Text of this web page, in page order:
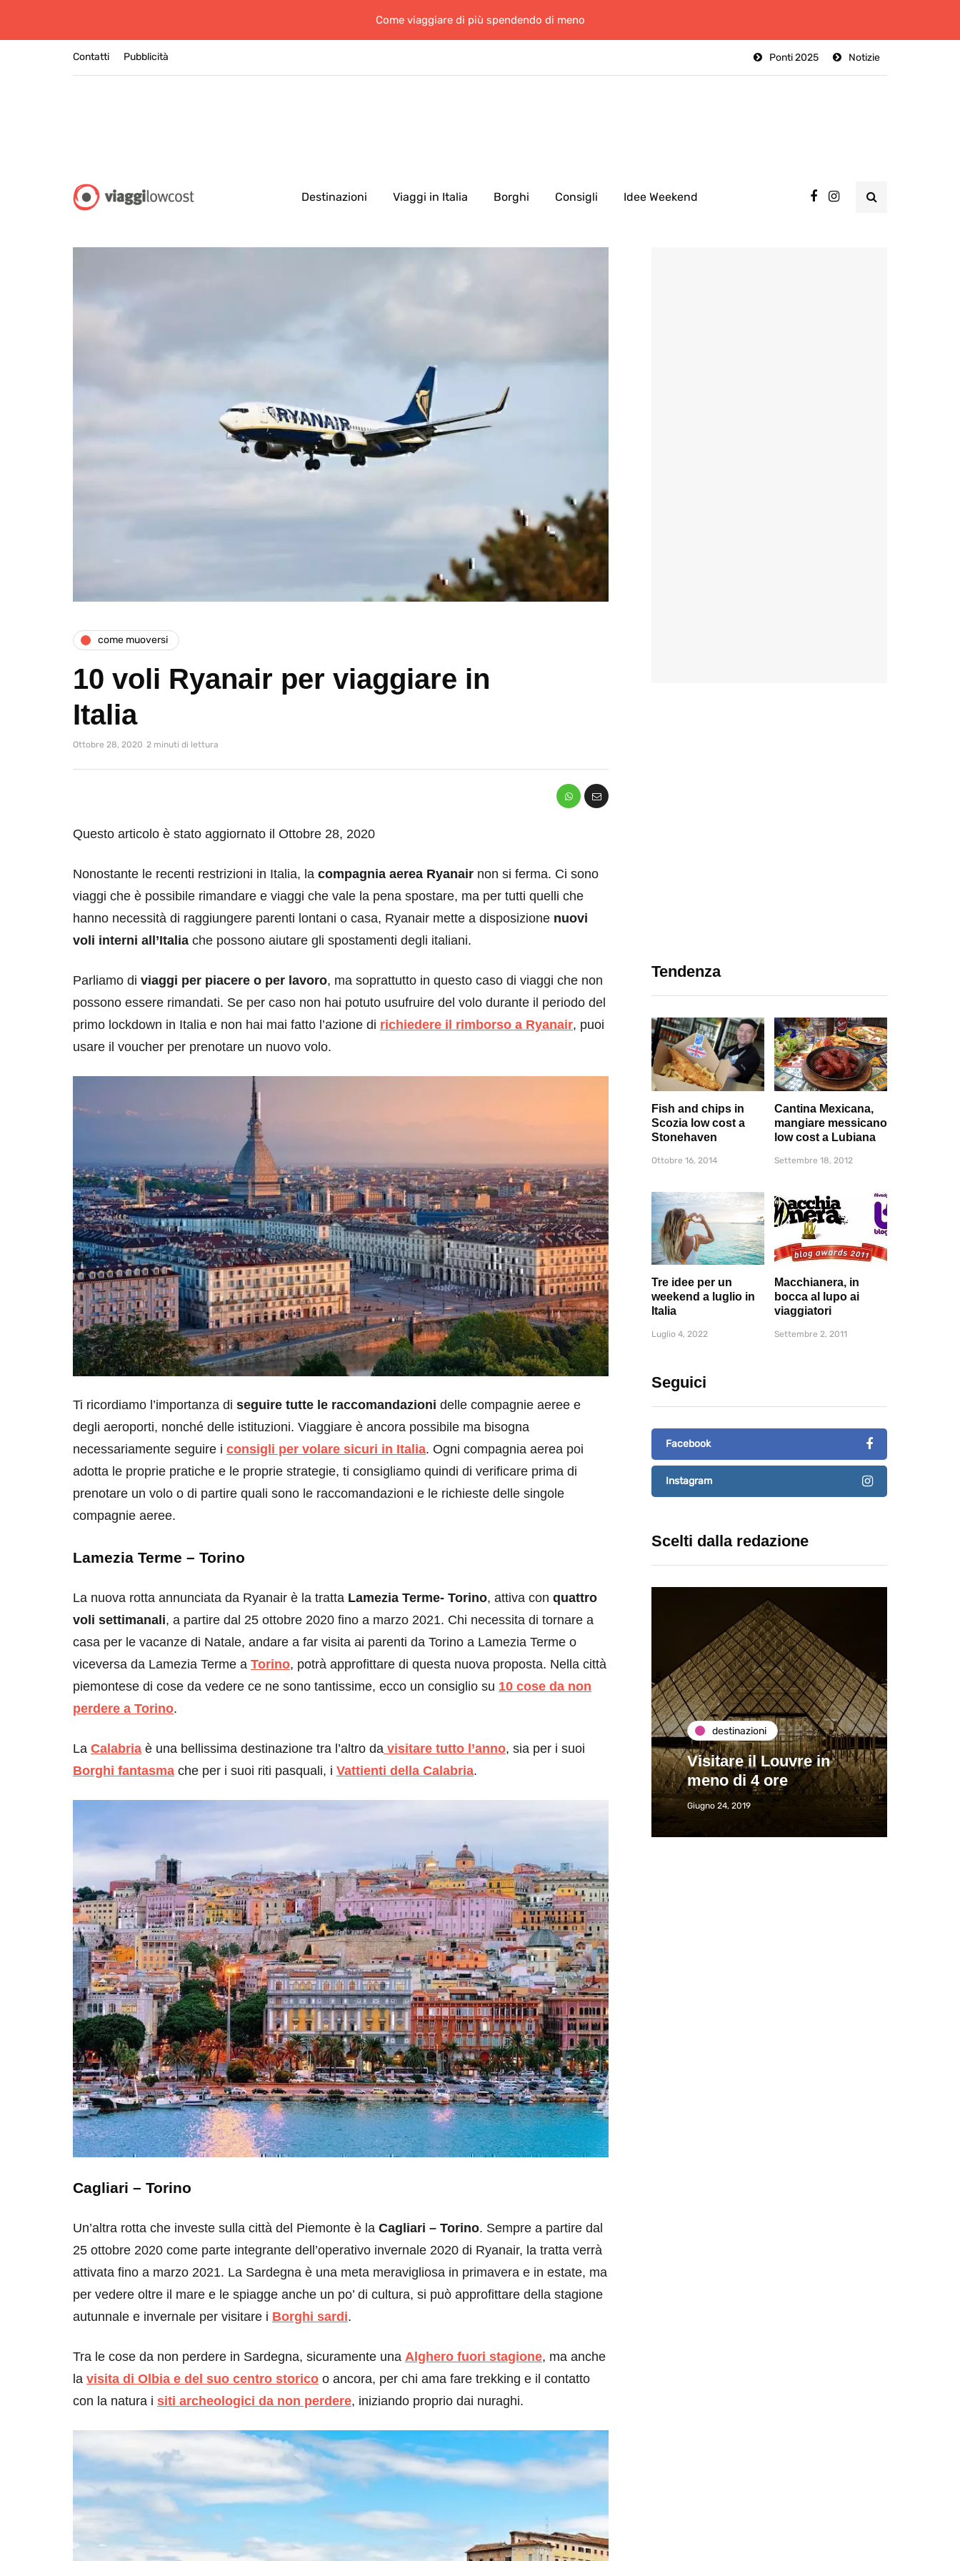
Come viaggiare di più spendendo di meno
Contatti Notizie
Ponti 2025
Pubblicità
Destinazioni Viaggi in Italia Borghi Consigli Idee Weekend
come muoversi
10 voli Ryanair per viaggiare in
Italia
Ottobre 28, 2020 2 minuti di lettura
Questo articolo è stato aggiornato il Ottobre 28, 2020
Nonostante le recenti restrizioni in Italia, la compagnia aerea Ryanair non si ferma. Ci sono
viaggi che è possibile rimandare e viaggi che vale la pena spostare, ma per tutti quelli che
hanno necessità di raggiungere parenti lontani o casa, Ryanair mette a disposizione nuovi
voli interni all’Italia che possono aiutare gli spostamenti degli italiani.
Parliamo di viaggi per piacere o per lavoro, ma soprattutto in questo caso di viaggi che non
possono essere rimandati. Se per caso non hai potuto usufruire del volo durante il periodo del
primo lockdown in Italia e non hai mai fatto l’azione di richiedere il rimborso a Ryanair, puoi
usare il voucher per prenotare un nuovo volo.
Ti ricordiamo l’importanza di seguire tutte le raccomandazioni delle compagnie aeree e
degli aeroporti, nonché delle istituzioni. Viaggiare è ancora possibile ma bisogna
necessariamente seguire i consigli per volare sicuri in Italia. Ogni compagnia aerea poi
adotta le proprie pratiche e le proprie strategie, ti consigliamo quindi di verificare prima di
prenotare un volo o di partire quali sono le raccomandazioni e le richieste delle singole
compagnie aeree.
Lamezia Terme – Torino
La nuova rotta annunciata da Ryanair è la tratta Lamezia Terme- Torino, attiva con quattro
voli settimanali, a partire dal 25 ottobre 2020 fino a marzo 2021. Chi necessita di tornare a
casa per le vacanze di Natale, andare a far visita ai parenti da Torino a Lamezia Terme o
viceversa da Lamezia Terme a Torino, potrà approfittare di questa nuova proposta. Nella città
piemontese di cose da vedere ce ne sono tantissime, ecco un consiglio su 10 cose da non
perdere a Torino.
La Calabria è una bellissima destinazione tra l’altro da visitare tutto l’anno, sia per i suoi
Borghi fantasma che per i suoi riti pasquali, i Vattienti della Calabria.
Cagliari – Torino
Un’altra rotta che investe sulla città del Piemonte è la Cagliari – Torino. Sempre a partire dal
25 ottobre 2020 come parte integrante dell’operativo invernale 2020 di Ryanair, la tratta verrà
attivata fino a marzo 2021. La Sardegna è una meta meravigliosa in primavera e in estate, ma
per vedere oltre il mare e le spiagge anche un po’ di cultura, si può approfittare della stagione
autunnale e invernale per visitare i Borghi sardi.
Tra le cose da non perdere in Sardegna, sicuramente una Alghero fuori stagione, ma anche
la visita di Olbia e del suo centro storico o ancora, per chi ama fare trekking e il contatto
con la natura i siti archeologici da non perdere, iniziando proprio dai nuraghi.
Tendenza
Fish and chips in
Scozia low cost a
Stonehaven
Ottobre 16, 2014
Cantina Mexicana,
mangiare messicano
low cost a Lubiana
Settembre 18, 2012
Tre idee per un
weekend a luglio in
Italia
Luglio 4, 2022
Macchianera, in
bocca al lupo ai
viaggiatori
Settembre 2, 2011
Seguici
Facebook
Instagram
Scelti dalla redazione
il Louvre in
di 4 ore
Paros e la Grecia di
Immaturi il Viaggio
Eventi di aprile 2026 a
Rimini e dintorni
destinazioni
Visitare il Louvre in
meno di 4 ore
Giugno 24, 2019